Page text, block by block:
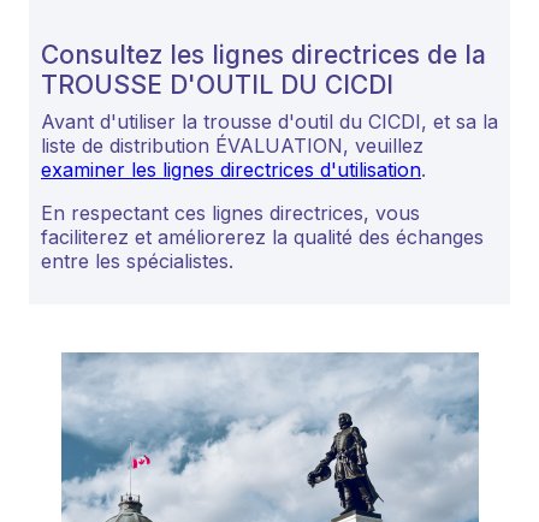
Consultez les lignes directrices de la
TROUSSE D'OUTIL DU CICDI
Avant d'utiliser la trousse d'outil du CICDI, et sa la
liste de distribution ÉVALUATION, veuillez
examiner les lignes directrices d'utilisation.
En respectant ces lignes directrices, vous
faciliterez et améliorerez la qualité des échanges
entre les spécialistes.